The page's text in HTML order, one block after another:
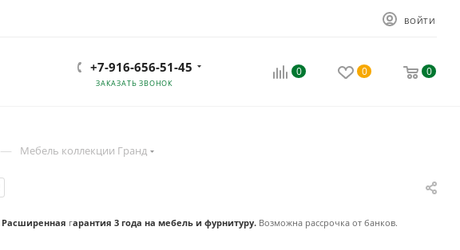
ВОЙТИ
+7-916-656-51-45
ЗАКАЗАТЬ ЗВОНОК
0 0 0
— Мебель коллекции Гранд
Расширенная гарантия 3 года на мебель и фурнитуру. Возможна рассрочка от банков.